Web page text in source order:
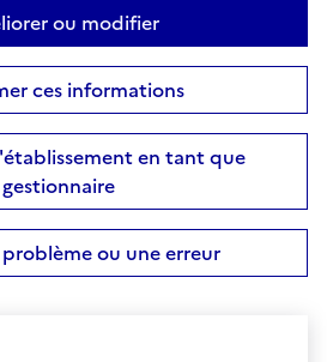
ou modifier
ces informations
en tant que
gestionnaire
ou une erreur